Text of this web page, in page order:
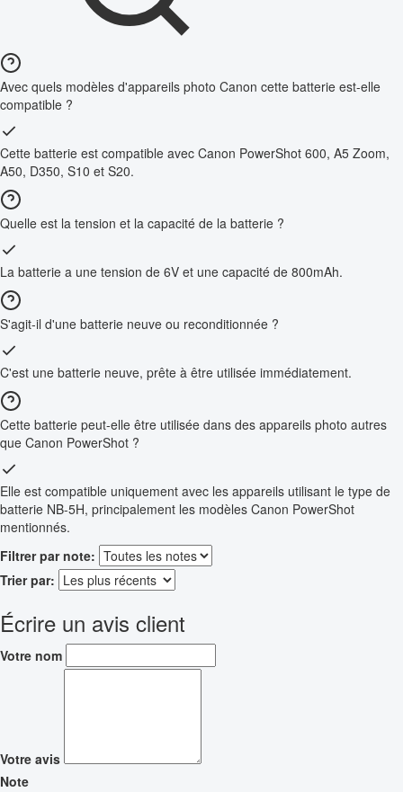
Avec quels modèles d'appareils photo Canon cette batterie est-elle
compatible ?
Cette batterie est compatible avec Canon PowerShot 600, A5 Zoom,
A50, D350, S10 et S20.
Quelle est la tension et la capacité de la batterie ?
La batterie a une tension de 6V et une capacité de 800mAh.
S'agit-il d'une batterie neuve ou reconditionnée ?
C'est une batterie neuve, prête à être utilisée immédiatement.
Cette batterie peut-elle être utilisée dans des appareils photo autres
que Canon PowerShot ?
Elle est compatible uniquement avec les appareils utilisant le type de
batterie NB-5H, principalement les modèles Canon PowerShot
mentionnés.
Filtrer par note:
Trier par:
Écrire un avis client
Votre nom
Votre avis
Note